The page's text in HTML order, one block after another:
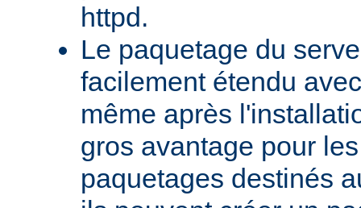
httpd.
Le paquetage du
facilement étendu
même après
gros avantage pour
paquetages destinés